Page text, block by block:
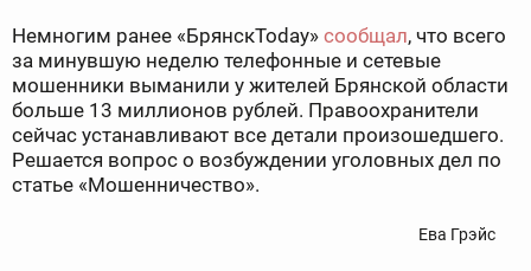
Немногим ранее «БрянскToday» сообщал, что всего
за минувшую неделю телефонные и сетевые
мошенники выманили у жителей Брянской области
больше 13 миллионов рублей. Правоохранители
сейчас устанавливают все детали произошедшего.
Решается вопрос о возбуждении уголовных дел по
статье «Мошенничество».
Ева Грэйс